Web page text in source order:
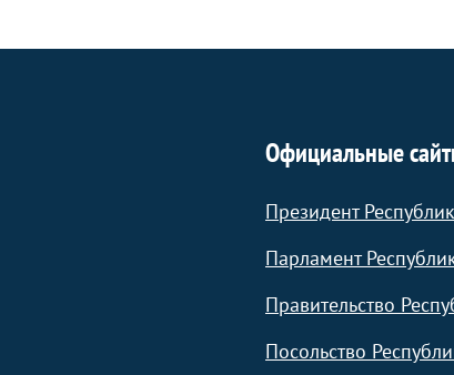
Официальные
Президент
Парламент
Правительство
Посольство